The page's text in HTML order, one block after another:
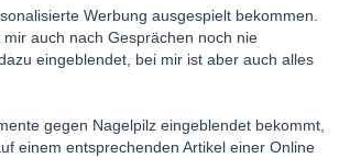
Werbung ausgespielt bekommen.
auch nach Gesprächen noch nie
eingeblendet, bei mir ist aber auch alles
gegen Nagelpilz eingeblendet bekommt,
einem entsprechenden Artikel einer Online